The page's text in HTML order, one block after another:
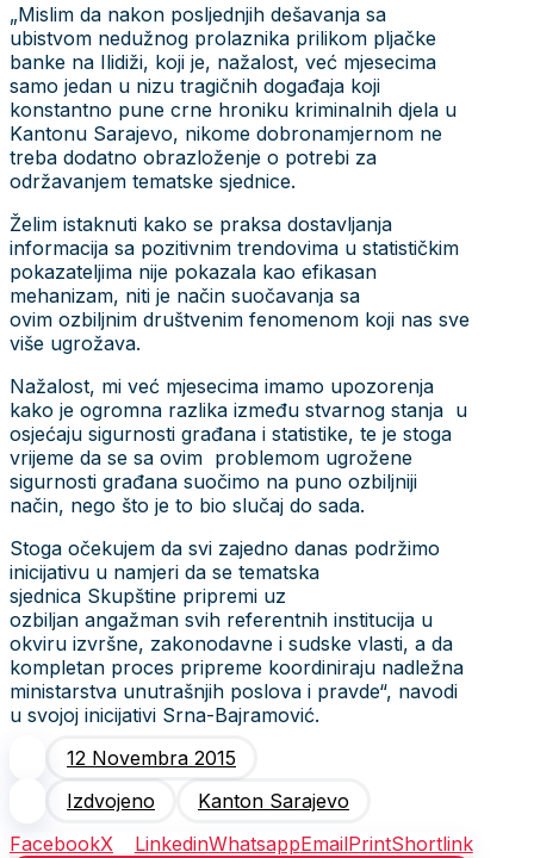
„Mislim da nakon posljednjih dešavanja sa
ubistvom nedužnog prolaznika prilikom pljačke
banke na Ilidiži, koji je, nažalost, već mjesecima
samo jedan u nizu tragičnih događaja koji
konstantno pune crne hroniku kriminalnih djela u
Kantonu Sarajevo, nikome dobronamjernom ne
treba dodatno obrazloženje o potrebi za
održavanjem tematske sjednice.
Želim istaknuti kako se praksa dostavljanja
informacija sa pozitivnim trendovima u statističkim
pokazateljima nije pokazala kao efikasan
mehanizam, niti je način suočavanja sa
ovim ozbiljnim društvenim fenomenom koji nas sve
više ugrožava.
Nažalost, mi već mjesecima imamo upozorenja
kako je ogromna razlika između stvarnog stanja u
osjećaju sigurnosti građana i statistike, te je stoga
vrijeme da se sa ovim problemom ugrožene
sigurnosti građana suočimo na puno ozbiljniji
način, nego što je to bio slučaj do sada.
Stoga očekujem da svi zajedno danas podržimo
inicijativu u namjeri da se tematska
sjednica Skupštine pripremi uz
ozbiljan angažman svih referentnih institucija u
okviru izvršne, zakonodavne i sudske vlasti, a da
kompletan proces pripreme koordiniraju nadležna
ministarstva unutrašnjih poslova i pravde“, navodi
u svojoj inicijativi Srna-Bajramović.
12 Novembra 2015
Izdvojeno
Kanton Sarajevo
FacebookX LinkedinWhatsappEmailPrintShortlink